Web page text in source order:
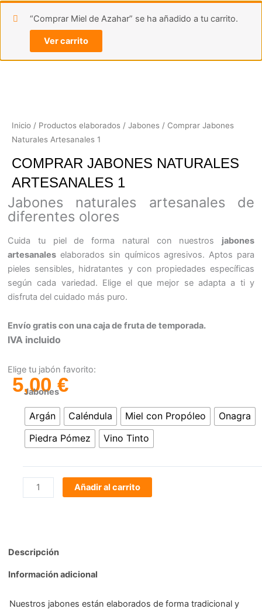
“Comprar Miel de Azahar” se ha añadido a tu carrito.
Ver carrito
Inicio / Productos elaborados / Jabones / Comprar Jabones
Naturales Artesanales 1
COMPRAR JABONES NATURALES
ARTESANALES 1
Jabones naturales artesanales de
diferentes olores
Cuida tu piel de forma natural con nuestros jabones
artesanales elaborados sin químicos agresivos. Aptos para
pieles sensibles, hidratantes y con propiedades específicas
según cada variedad. Elige el que mejor se adapta a ti y
disfruta del cuidado más puro.
Envío gratis con una caja de fruta de temporada.
IVA incluido
Elige tu jabón favorito:
5,00€
Jabones
Argán Caléndula Miel con Propóleo
Onagra
Piedra Pómez
Vino Tinto
Comprar
Jabones
Naturales
1
cantidad
Añadir al carrito
Descripción
Información adicional
Nuestros jabones están elaborados de forma tradicional y